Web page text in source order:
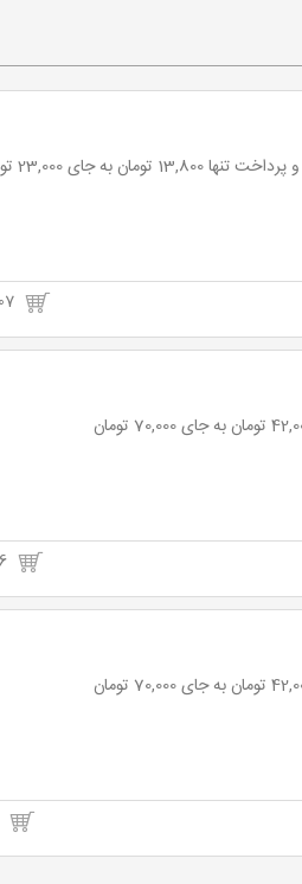
207 خرید
46 خرید